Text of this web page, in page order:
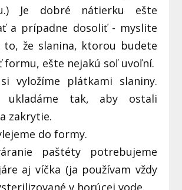
Je dobré nátierku ešte
a prípadne dosoliť - myslite
to, že slanina, ktorou budete
formu, ešte nejakú soľ uvoľní.
vyložíme plátkami slaniny.
ukladáme tak, aby ostali
zakrytie.
do formy.
paštéty potrebujeme
aj víčka (ja používam vždy
v horúcej vode.